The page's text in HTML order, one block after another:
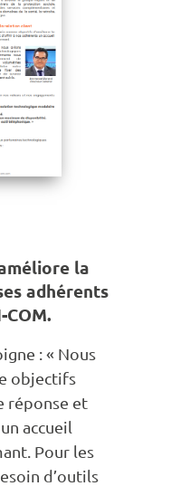
la
adhérents
: « Nous
objectifs
réponse et
accueil
Pour les
d’outils